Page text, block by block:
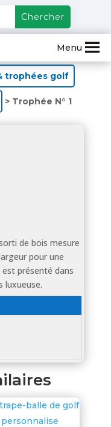
Menu
trophées golf
> Trophée N° 1
de bois mesure
pour une
présenté dans
luxueuse.